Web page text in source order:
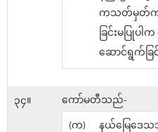
ကသတ်မှတ်ကာ
ခြင်းမပြုပ
ဆောင်ရွက်ခြင်
၃၄။ ကော်မတီသည်-
(က)
နယ်မြေဒ